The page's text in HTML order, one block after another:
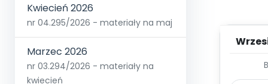
Kwiecień 2026
nr 04.295/2026 - materiały na maj
Marzec 2026
nr 03.294/2026 - materiały na
kwiecień